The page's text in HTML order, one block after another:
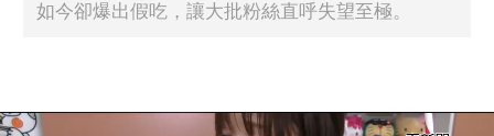
如今卻爆出假吃，讓大批粉絲直呼失望至極。